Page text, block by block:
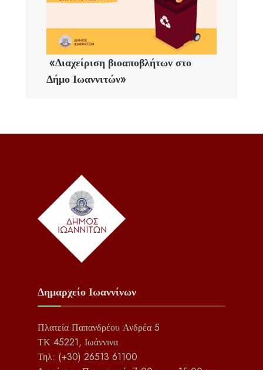
«Διαχείριση βιοαποβλήτων στο
Δήμο Ιωαννιτών»
Δημαρχείο Ιωαννίνων
Πλατεία Παπανδρέου Ανδρέα 5
ΤΚ 45221, Ιωάννινα
Τηλ: (+30) 26513 61100